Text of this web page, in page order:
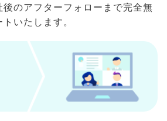
のアフターフォローまで完全無
いたします。